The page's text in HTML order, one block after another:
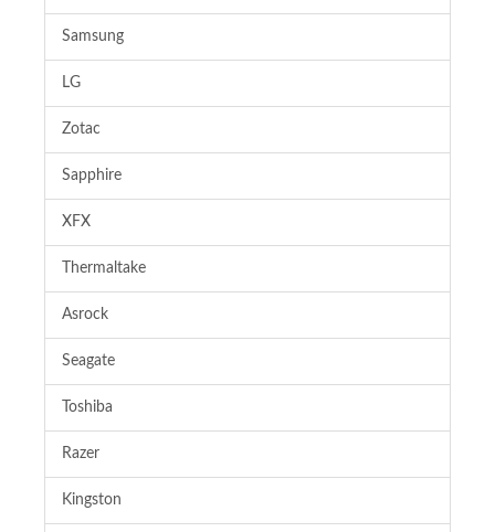
Samsung
LG
Zotac
Sapphire
XFX
Thermaltake
Asrock
Seagate
Toshiba
Razer
Kingston